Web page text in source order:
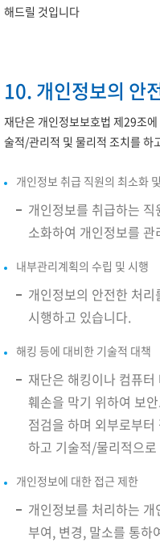
해드릴 것입니다
10. 개인정보의 안
재단은 개인정보보호법 제29조
술적/관리적 및 물리적 조치를 하
개인정보 취급 직원의 최소화
개인정보를 취급하는
소화하여 개인정보를
내부관리계획의 수립 및 시행
개인정보의 안전한 처
시행하고 있습니다.
해킹 등에 대비한 기술적 대책
재단은 해킹이나 컴퓨
훼손을 막기 위하여 보
점검을 하며 외부로부
하고 기술적/물리적으
개인정보에 대한 접근 제한
개인정보를 처리하는
부여, 변경, 말소를 통하